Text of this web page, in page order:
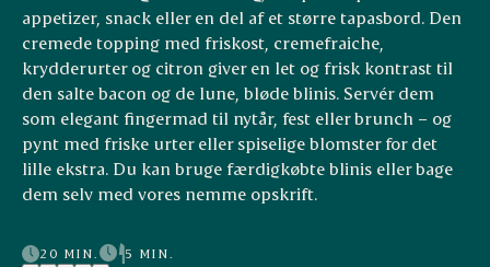
appetizer, snack eller en del af et større tapasbord. Den
cremede topping med friskost, cremefraiche,
krydderurter og citron giver en let og frisk kontrast til
den salte bacon og de lune, bløde blinis. Servér dem
som elegant fingermad til nytår, fest eller brunch – og
pynt med friske urter eller spiselige blomster for det
lille ekstra. Du kan bruge færdigkøbte blinis eller bage
dem selv med vores nemme opskrift.
20 MIN.
5 MIN.